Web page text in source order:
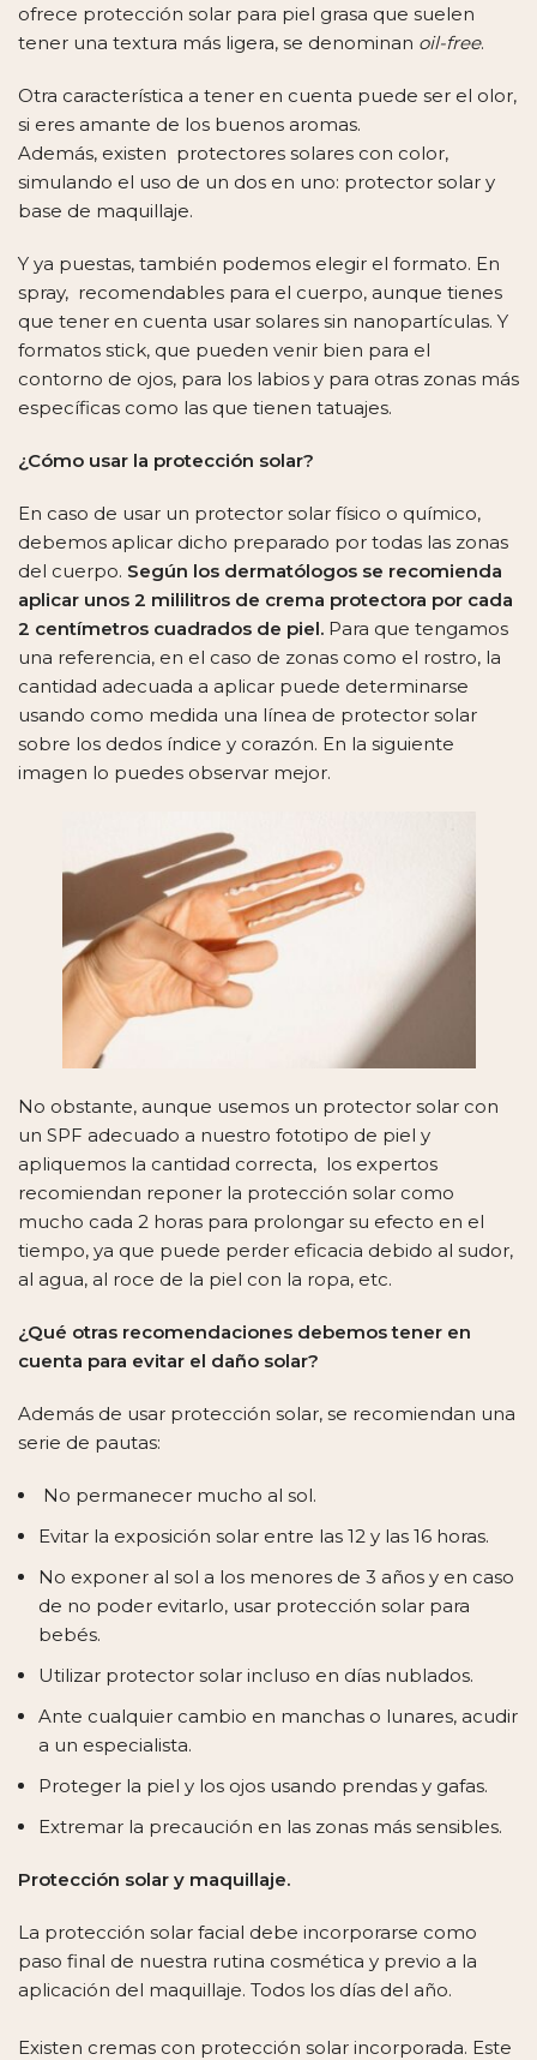
ofrece protección solar para piel grasa que suelen
tener una textura más ligera, se denominan oil-free.
Otra característica a tener en cuenta puede ser el olor,
si eres amante de los buenos aromas.
Además, existen protectores solares con color,
simulando el uso de un dos en uno: protector solar y
base de maquillaje.
Y ya puestas, también podemos elegir el formato. En
spray, recomendables para el cuerpo, aunque tienes
que tener en cuenta usar solares sin nanopartículas. Y
formatos stick, que pueden venir bien para el
contorno de ojos, para los labios y para otras zonas más
específicas como las que tienen tatuajes.
¿Cómo usar la protección solar?
En caso de usar un protector solar físico o químico,
debemos aplicar dicho preparado por todas las zonas
del cuerpo. Según los dermatólogos se recomienda
aplicar unos 2 mililitros de crema protectora por cada
2 centímetros cuadrados de piel. Para que tengamos
una referencia, en el caso de zonas como el rostro, la
cantidad adecuada a aplicar puede determinarse
usando como medida una línea de protector solar
sobre los dedos índice y corazón. En la siguiente
imagen lo puedes observar mejor.
No obstante, aunque usemos un protector solar con
un SPF adecuado a nuestro fototipo de piel y
apliquemos la cantidad correcta, los expertos
recomiendan reponer la protección solar como
mucho cada 2 horas para prolongar su efecto en el
tiempo, ya que puede perder eficacia debido al sudor,
al agua, al roce de la piel con la ropa, etc.
¿Qué otras recomendaciones debemos tener en
cuenta para evitar el daño solar?
Además de usar protección solar, se recomiendan una
serie de pautas:
No permanecer mucho al sol.
Evitar la exposición solar entre las 12 y las 16 horas.
No exponer al sol a los menores de 3 años y en caso
de no poder evitarlo, usar protección solar para
bebés.
Utilizar protector solar incluso en días nublados.
Ante cualquier cambio en manchas o lunares, acudir
a un especialista.
Proteger la piel y los ojos usando prendas y gafas.
Extremar la precaución en las zonas más sensibles.
Protección solar y maquillaje.
La protección solar facial debe incorporarse como
paso final de nuestra rutina cosmética y previo a la
aplicación del maquillaje. Todos los días del año.
Existen cremas con protección solar incorporada. Este